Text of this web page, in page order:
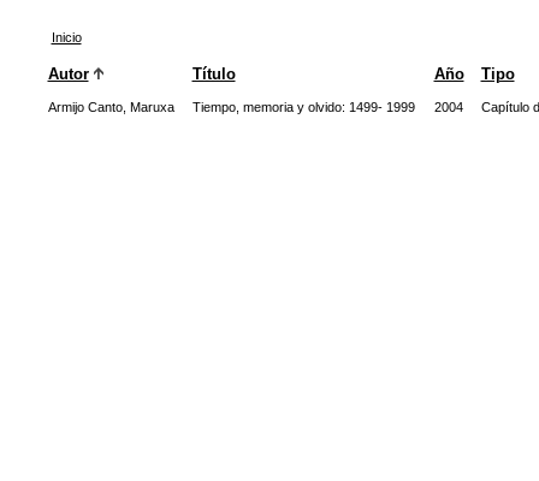
Inicio
Autor Título Año Tipo
Armijo Canto, Maruxa Tiempo, memoria y olvido: 1499- 1999 2004 Capítulo